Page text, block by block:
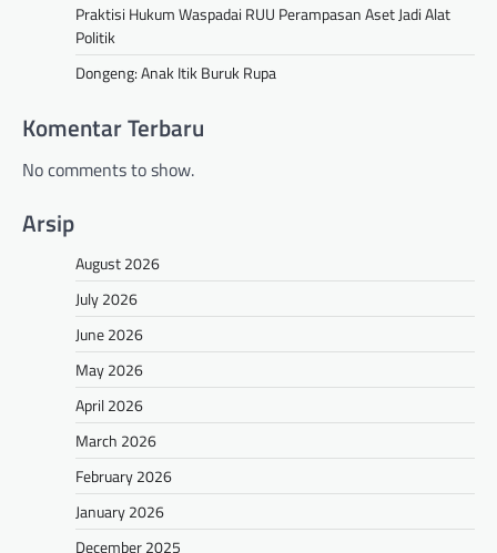
Praktisi Hukum Waspadai RUU Perampasan Aset Jadi Alat
Politik
Dongeng: Anak Itik Buruk Rupa
Komentar Terbaru
No comments to show.
Arsip
August 2026
July 2026
June 2026
May 2026
April 2026
March 2026
February 2026
January 2026
December 2025